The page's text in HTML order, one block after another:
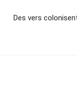
Des vers